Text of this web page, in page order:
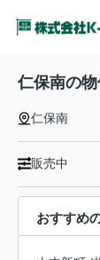
仁保南の
仁保南
販売中
おすすめ